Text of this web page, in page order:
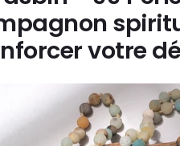
votre